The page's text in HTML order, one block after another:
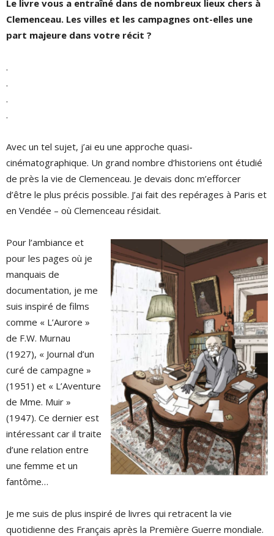
Le livre vous a entraîné dans de nombreux lieux chers à
Clemenceau. Les villes et les campagnes ont-elles une
part majeure dans votre récit ?
.
.
.
.
Avec un tel sujet, j’ai eu une approche quasi-
cinématographique. Un grand nombre d’historiens ont étudié
de près la vie de Clemenceau. Je devais donc m’efforcer
d’être le plus précis possible. J’ai fait des repérages à Paris et
en Vendée – où Clemenceau résidait.
Pour l’ambiance et
pour les pages où je
manquais de
documentation, je me
suis inspiré de films
comme « L’Aurore »
de F.W. Murnau
(1927), « Journal d’un
curé de campagne »
(1951) et « L’Aventure
de Mme. Muir »
(1947). Ce dernier est
intéressant car il traite
d’une relation entre
une femme et un
fantôme…
Je me suis de plus inspiré de livres qui retracent la vie
quotidienne des Français après la Première Guerre mondiale.